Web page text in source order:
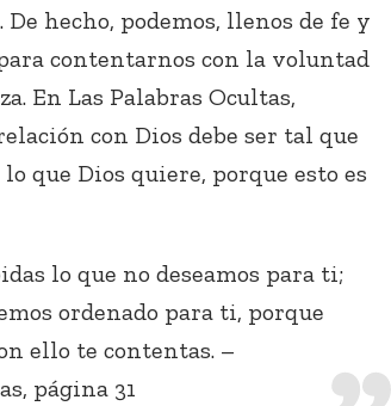
hecho, podemos, llenos de fe y
contentarnos con la voluntad
En Las Palabras Ocultas,
con Dios debe ser tal que
que Dios quiere, porque esto es
lo que no deseamos para ti;
ordenado para ti, porque
ello te contentas. –
página 31